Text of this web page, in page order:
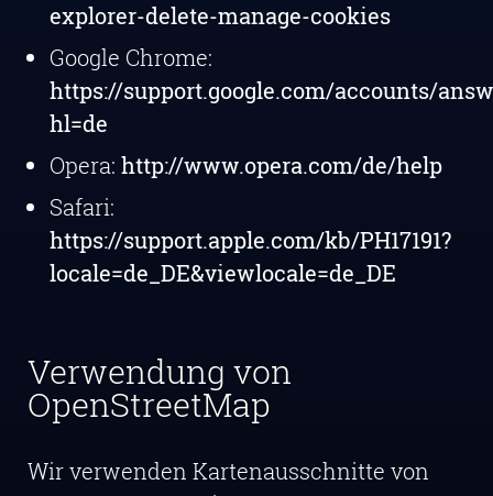
explorer-delete-manage-cookies
Google Chrome:
https://support.google.com/accounts/
hl=de
Opera: http://www.opera.com/de/help
Safari:
https://support.apple.com/kb/PH17191?
locale=de_DE&viewlocale=de_DE
Verwendung von
OpenStreetMap
Wir verwenden Kartenausschnitte von